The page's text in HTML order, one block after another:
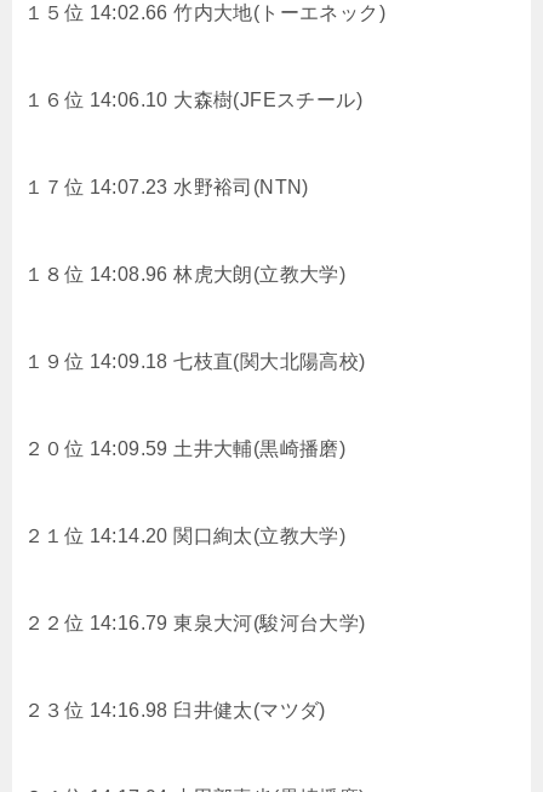
１５位 14:02.66 竹内大地(トーエネック)
１６位 14:06.10 大森樹(JFEスチール)
１７位 14:07.23 水野裕司(NTN)
１８位 14:08.96 林虎大朗(立教大学)
１９位 14:09.18 七枝直(関大北陽高校)
２０位 14:09.59 土井大輔(黒崎播磨)
２１位 14:14.20 関口絢太(立教大学)
２２位 14:16.79 東泉大河(駿河台大学)
２３位 14:16.98 臼井健太(マツダ)